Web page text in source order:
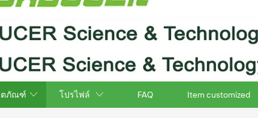
ตภัณฑ์ โปรไฟล์ FAQ Item customized